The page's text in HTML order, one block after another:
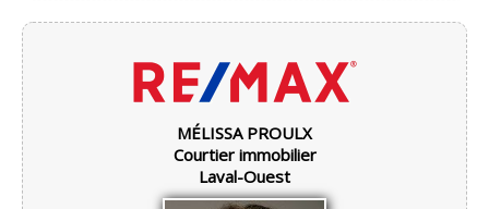
MÉLISSA PROULX
Courtier immobilier
Laval-Ouest